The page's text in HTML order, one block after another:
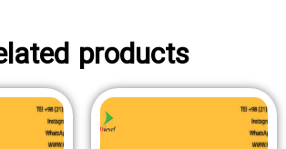
products